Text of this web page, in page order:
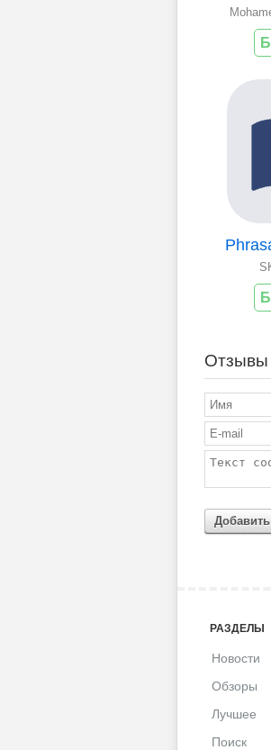
Отзывы
Добавить
РАЗДЕЛЫ
Новости
Обзоры
Лучшее
Поиск